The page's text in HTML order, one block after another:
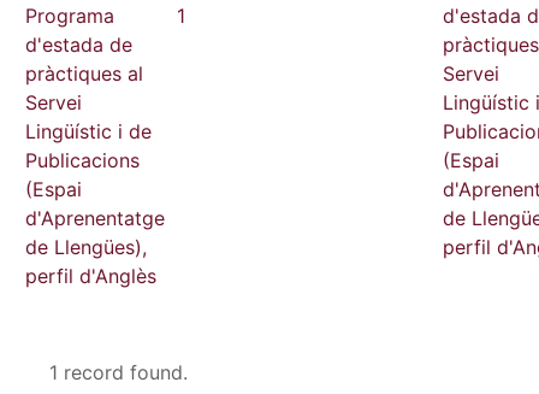
Programa
d'estada de
pràctiques al
Servei
Lingüístic i de
Publicacions
(Espai
d'Aprenentatge
de Llengües),
perfil d'Anglès
1
d'estada
Servei
Lingüístic
(Espai
de
perfil
1 record found.